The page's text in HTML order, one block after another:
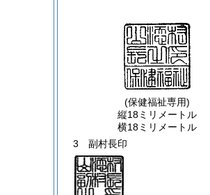
(保健福祉専用)
縦18ミリメートル
横18ミリメートル
3 副村長印